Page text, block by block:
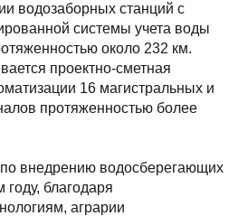
водозаборных станций с
системы учета воды
около 232 км.
проектно-сметная
16 магистральных и
протяженностью более
внедрению водосберегающих
благодаря
аграрии